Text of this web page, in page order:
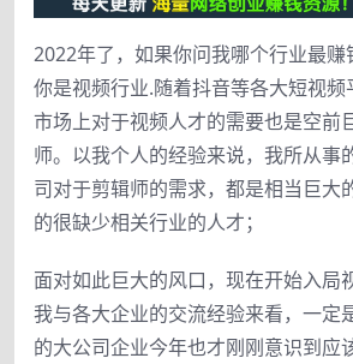
2022年了，如果你问我哪个行业最
你是视频行业.随着抖音等各大短视频
市场上对于视频人才的需要也是空前
师。以我个人的经验来说，我所从事
司对于剪辑师的需求，都是相当巨大
的很缺少相关行业的人才；
面对如此巨大的风口，现在开始入局
我与各大企业的交流经验来看，一定
的大公司企业今年也才刚刚意识到应